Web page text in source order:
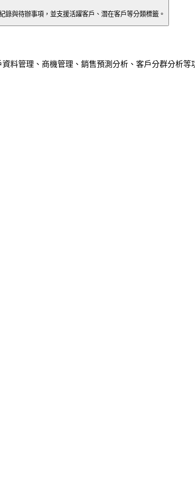
與待辦事項，並支援活躍客戶、潛在客戶等分類標籤。
料管理、商機管理、銷售預測分析、客戶分群分析等